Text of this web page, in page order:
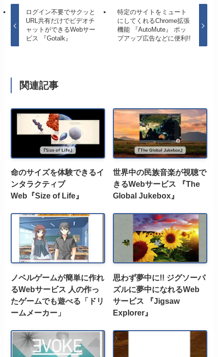
ログイン不要でサクッと
URL共有だけでビデオチ
ャットができるWebサー
ビス 『Gotalk』
特定のサイトをミュート
にしてくれるChrome拡張
機能 『AutoMute』 ポッ
プアップ広告などに便利!!
関連記事
命のサイズを体験できるイ
ンタラクティブ
Web『Size of Life』
世界中の民族音楽が視聴で
きるWebサービス 『The
Global Jukebox』
ノベルゲームが簡単に作れ
るWebサービス 人の作っ
たゲームでも遊べる「ドリ
ームメーカー」
思わず夢中に!! ジグソーパ
ズルに夢中になれるWeb
サービス 『Jigsaw
Explorer』